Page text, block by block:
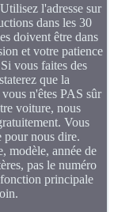
l'adresse sur
dans les 30
doivent être dans
et votre patience
vous faites des
que la
n'êtes PAS sûr
voiture, nous
Vous
pour nous dire.
modèle, année de
pas le numéro
principale